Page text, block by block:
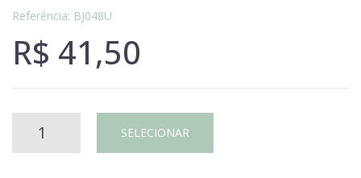
Referência: BJ048U
R$ 41,50
BANDEJA SELECIONAR